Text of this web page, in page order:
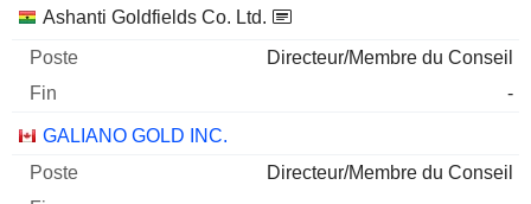
Ashanti Goldfields Co. Ltd.
Directeur/Membre du Conseil
-
GALIANO GOLD INC.
Directeur/Membre du Conseil